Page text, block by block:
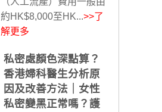
約HK$8,000至HK...>>了
解更多
私密處顏色深點算？
香港婦科醫生分析原
因及改善方法｜女性
私密變黑正常嗎？護